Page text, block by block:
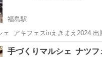
福島駅
ェ アキフェスinえきまえ2024 出
よう企画を進めております！
市 福島駅 ブース
手づくりマルシェ ナツフ